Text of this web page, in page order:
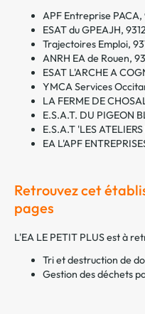
APF Entreprise PACA,
ESAT du GPEAJH,
Trajectoires Emploi,
ANRH EA de Rouen,
ESAT L'ARCHE A
YMCA Services
LA FERME DE
E.S.A.T. DU PIGEON
E.S.A.T 'LES
EA L'APF
Retrouvez cet
pages
L'EA LE PETIT PLUS est à
Tri et destruction de
Gestion des déchets